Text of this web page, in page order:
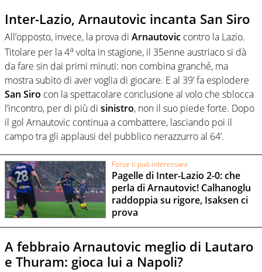
Inter-Lazio, Arnautovic incanta San Siro
All’opposto, invece, la prova di Arnautovic contro la Lazio.
Titolare per la 4a volta in stagione, il 35enne austriaco si dà
da fare sin dai primi minuti: non combina granché, ma
mostra subito di aver voglia di giocare. E al 39’ fa esplodere
San Siro con la spettacolare conclusione al volo che sblocca
l’incontro, per di più di sinistro, non il suo piede forte. Dopo
il gol Arnautovic continua a combattere, lasciando poi il
campo tra gli applausi del pubblico nerazzurro al 64’.
Forse ti può interessare
Pagelle di Inter-Lazio 2-0: che
perla di Arnautovic! Calhanoglu
raddoppia su rigore, Isaksen ci
prova
A febbraio Arnautovic meglio di Lautaro
e Thuram: gioca lui a Napoli?